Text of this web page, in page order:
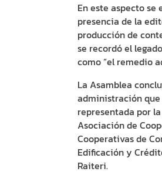
En este aspecto
presencia de la
producción de
se recordó el
como “el remedio
La Asamblea
administración
representada por
Asociación de
Cooperativas de
Edificación y
Raiteri.